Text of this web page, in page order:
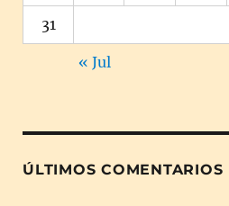
31
« Jul
ÚLTIMOS COMENTARIOS